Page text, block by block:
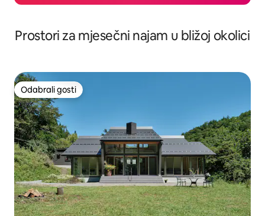
Prostori za mjesečni najam u bližoj okolici
Odabrali gosti
Odabrali gosti